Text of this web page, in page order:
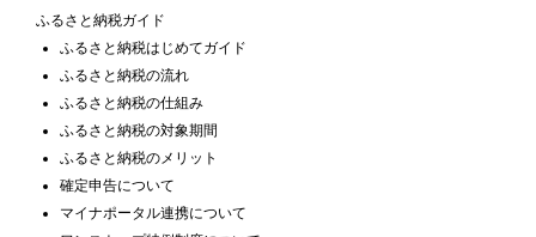
ふるさと納税ガイド
ふるさと納税はじめてガイド
ふるさと納税の流れ
ふるさと納税の仕組み
ふるさと納税の対象期間
ふるさと納税のメリット
確定申告について
マイナポータル連携について